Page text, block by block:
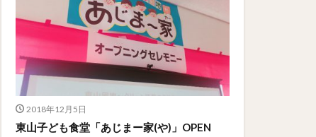
2018年12月5日
東山子ども食堂「あじまー家(や)」OPEN